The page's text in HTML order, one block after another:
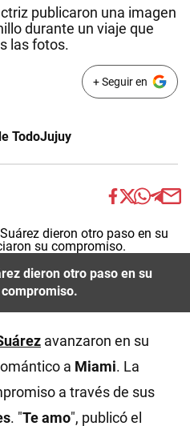
publicaron una imagen
durante un viaje que
las fotos.
+ Seguir en
TodoJujuy
dieron otro paso en su
avanzaron en su
a Miami. La
a través de sus
. "Te amo", publicó el